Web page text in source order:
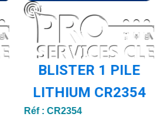
BLISTER 1 PILE
LITHIUM CR2354
Réf : CR2354